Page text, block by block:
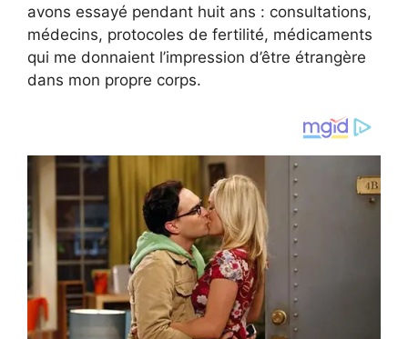
avons essayé pendant huit ans : consultations,
médecins, protocoles de fertilité, médicaments
qui me donnaient l’impression d’être étrangère
dans mon propre corps.